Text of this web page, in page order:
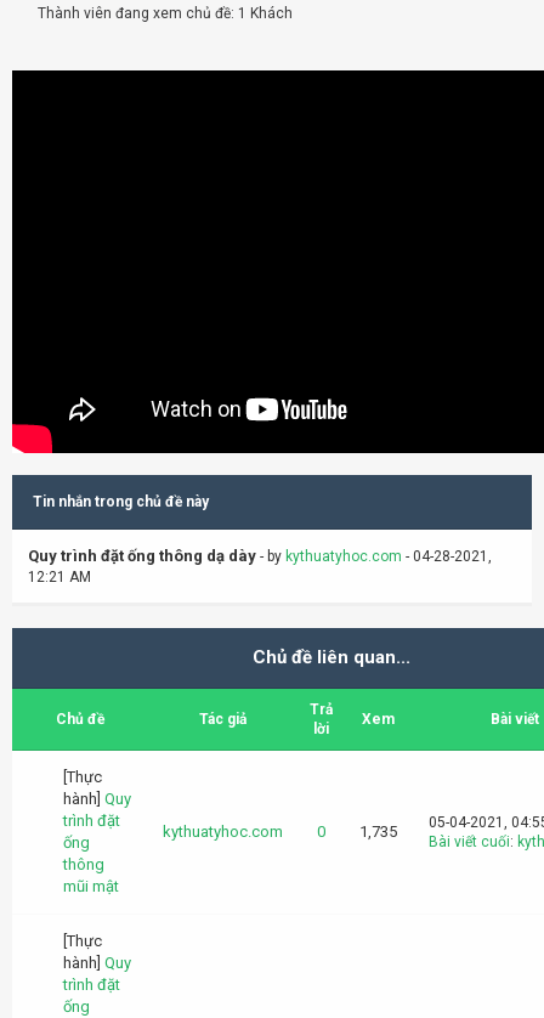
Thành viên đang xem chủ đề: 1 Khách
Tin nhắn trong chủ đề này
Quy trình đặt ống thông dạ dày - by kythuatyhoc.com - 04-28-2021,
12:21 AM
Chủ đề liên quan...
Chủ đề Tác giả
Trả
lời
Xem Bài viết
[Thực
hành] Quy
trình đặt
ống
thông
mũi mật
kythuatyhoc.com 0 1,735
05-04-2021,
Bài viết cuối:
[Thực
hành] Quy
trình đặt
ống